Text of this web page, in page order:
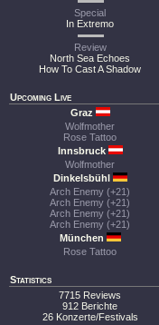
Special
In Extremo
Review
North Sea Echoes
How To Cast A Shadow
Upcoming Live
Graz
Wolfmother
Rose Tattoo
Innsbruck
Wolfmother
Dinkelsbühl
Arch Enemy (+21)
Arch Enemy (+21)
Arch Enemy (+21)
Arch Enemy (+21)
München
Rose Tattoo
Statistics
7715 Reviews
912 Berichte
26 Konzerte/Festivals